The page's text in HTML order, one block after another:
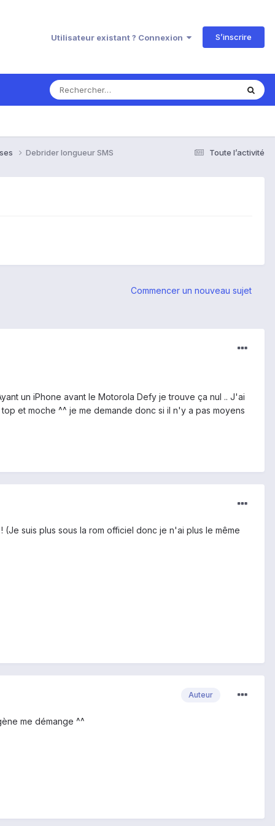
Utilisateur existant ? Connexion S’inscrire
Toute l’activité
Debrider longueur SMS
Commencer un nouveau sujet
un iPhone avant le Motorola Defy je trouve ça nul .. J'ai
et moche ^^ je me demande donc si il n'y a pas moyens
(Je suis plus sous la rom officiel donc je n'ai plus le même
Auteur
me démange ^^